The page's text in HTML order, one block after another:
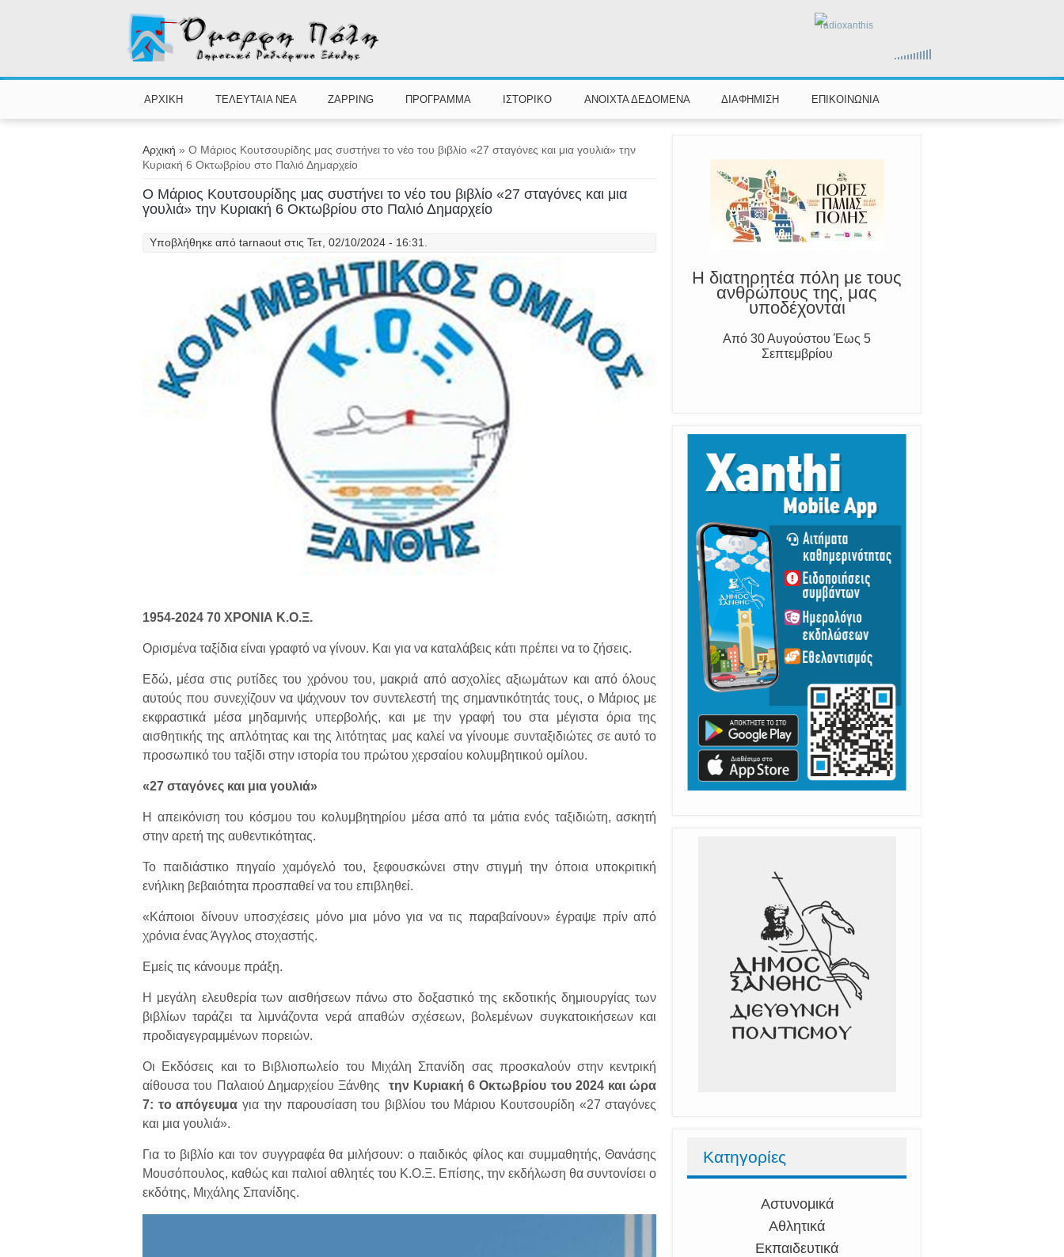
radioxanthis
ΑΡΧΙΚΗ ΤΕΛΕΥΤΑΙΑ ΝΕΑ ZAPPING ΠΡΟΓΡΑΜΜΑ ΙΣΤΟΡΙΚΟ ΑΝΟΙΧΤΑ ΔΕΔΟΜΕΝΑ ΔΙΑΦΗΜΙΣΗ ΕΠΙΚΟΙΝΩΝΙΑ
Είστε εδώ
Αρχική » Ο Μάριος Κουτσουρίδης μας συστήνει το νέο του βιβλίο «27 σταγόνες και μια γουλιά» την
Κυριακή 6 Οκτωβρίου στο Παλιό Δημαρχείο
Ο Μάριος Κουτσουρίδης μας συστήνει το νέο του βιβλίο «27 σταγόνες και μια
γουλιά» την Κυριακή 6 Οκτωβρίου στο Παλιό Δημαρχείο
Υποβλήθηκε από tarnaout στις Τετ, 02/10/2024 - 16:31.
1954-2024 70 ΧΡΟΝΙΑ Κ.Ο.Ξ.
Ορισμένα ταξίδια είναι γραφτό να γίνουν. Και για να καταλάβεις κάτι πρέπει να το ζήσεις.
Εδώ, μέσα στις ρυτίδες του χρόνου του, μακριά από ασχολίες αξιωμάτων και από όλους
αυτούς που συνεχίζουν να ψάχνουν τον συντελεστή της σημαντικότητάς τους, ο Μάριος με
εκφραστικά μέσα μηδαμινής υπερβολής, και με την γραφή του στα μέγιστα όρια της
αισθητικής της απλότητας και της λιτότητας μας καλεί να γίνουμε συνταξιδιώτες σε αυτό το
προσωπικό του ταξίδι στην ιστορία του πρώτου χερσαίου κολυμβητικού ομίλου.
«27 σταγόνες και μια γουλιά»
Η απεικόνιση του κόσμου του κολυμβητηρίου μέσα από τα μάτια ενός ταξιδιώτη, ασκητή
στην αρετή της αυθεντικότητας.
Το παιδιάστικο πηγαίο χαμόγελό του, ξεφουσκώνει στην στιγμή την όποια υποκριτική
ενήλικη βεβαιότητα προσπαθεί να του επιβληθεί.
«Κάποιοι δίνουν υποσχέσεις μόνο μια μόνο για να τις παραβαίνουν» έγραψε πρίν από
χρόνια ένας Άγγλος στοχαστής.
Εμείς τις κάνουμε πράξη.
Η μεγάλη ελευθερία των αισθήσεων πάνω στο δοξαστικό της εκδοτικής δημιουργίας των
βιβλίων ταράζει τα λιμνάζοντα νερά απαθών σχέσεων, βολεμένων συγκατοικήσεων και
προδιαγεγραμμένων πορειών.
Οι Εκδόσεις και το Βιβλιοπωλείο του Μιχάλη Σπανίδη σας προσκαλούν στην κεντρική
αίθουσα του Παλαιού Δημαρχείου Ξάνθης την Κυριακή 6 Οκτωβρίου του 2024 και ώρα
7: το απόγευμα για την παρουσίαση του βιβλίου του Μάριου Κουτσουρίδη «27 σταγόνες
και μια γουλιά».
Για το βιβλίο και τον συγγραφέα θα μιλήσουν: ο παιδικός φίλος και συμμαθητής, Θανάσης
Μουσόπουλος, καθώς και παλιοί αθλητές του Κ.Ο.Ξ. Επίσης, την εκδήλωση θα συντονίσει ο
εκδότης, Μιχάλης Σπανίδης.
Η διατηρητέα πόλη με τους
ανθρώπους της, μας
υποδέχονται
Από 30 Αυγούστου Έως 5
Σεπτεμβρίου
199 ή στο 112 και δίνουμε σαφείς
πληροφορίες
Κατηγορίες
Αστυνομικά
Αθλητικά
Εκπαιδευτικά